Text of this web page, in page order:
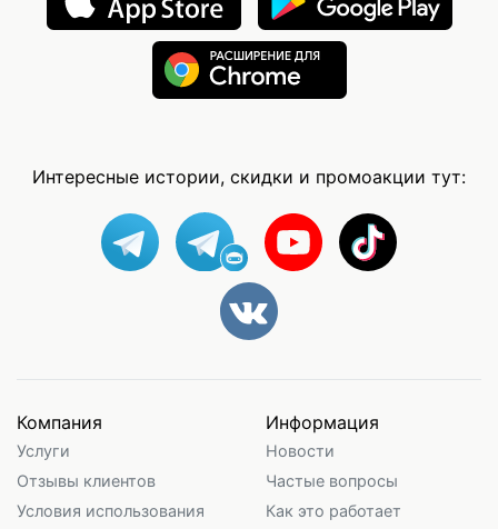
Интересные истории, скидки и промоакции тут:
Компания
Услуги
Отзывы клиентов
Условия использования
Информация
Новости
Частые вопросы
Как это работает